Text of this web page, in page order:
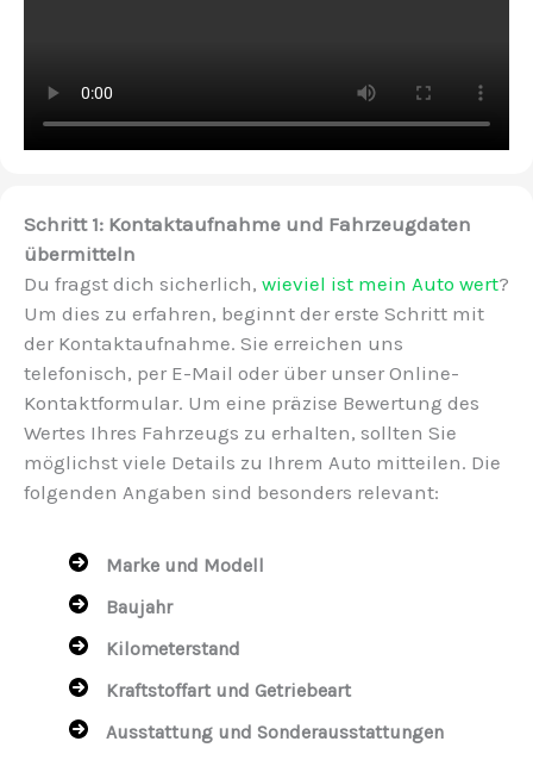
Schritt 1: Kontaktaufnahme und Fahrzeugdaten
übermitteln
Du fragst dich sicherlich, wieviel ist mein Auto wert?
Um dies zu erfahren, beginnt der erste Schritt mit
der Kontaktaufnahme. Sie erreichen uns
telefonisch, per E-Mail oder über unser Online-
Kontaktformular. Um eine präzise Bewertung des
Wertes Ihres Fahrzeugs zu erhalten, sollten Sie
möglichst viele Details zu Ihrem Auto mitteilen. Die
folgenden Angaben sind besonders relevant:
Marke und Modell
Baujahr
Kilometerstand
Kraftstoffart und Getriebeart
Ausstattung und Sonderausstattungen